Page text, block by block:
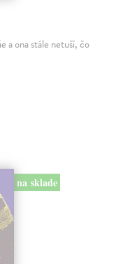
a ona stále netuší, čo
na sklade